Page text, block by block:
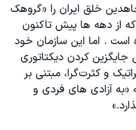
خلق ایران را «گروهک
از دهه ها پیش تاکنون
است . اما این سازمان خود
جایگزین کردن دیکتاتوری
و کثرت‌گرا، مبتنی بر
آزادی های فردی و